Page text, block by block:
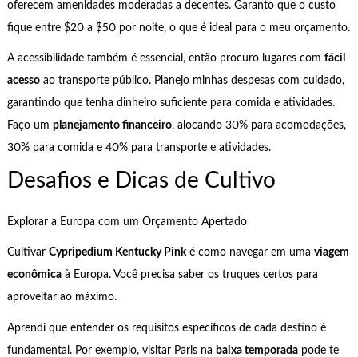
oferecem amenidades moderadas a decentes. Garanto que o custo
fique entre $20 a $50 por noite, o que é ideal para o meu orçamento.
A acessibilidade também é essencial, então procuro lugares com fácil
acessoao transporte público. Planejo minhas despesas com cuidado,
garantindo que tenha dinheiro suficiente para comida e atividades.
Faço um planejamento financeiro, alocando 30% para acomodações,
30% para comida e 40% para transporte e atividades.
Desafios e Dicas de Cultivo
Explorar a Europa com um Orçamento Apertado
Cultivar Cypripedium Kentucky Pinké como navegar em uma viagem
econômicaà Europa. Você precisa saber os truques certos para
aproveitar ao máximo.
Aprendi que entender os requisitos específicos de cada destino é
fundamental. Por exemplo, visitar Paris na baixa temporadapode te